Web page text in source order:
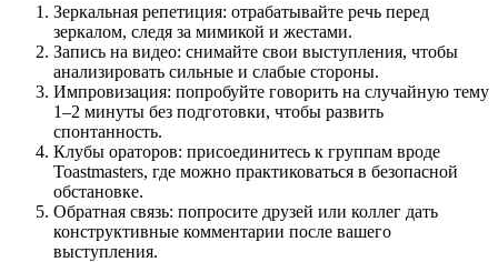
Зеркальная репетиция: отрабатывайте речь перед
зеркалом, следя за мимикой и жестами.
Запись на видео: снимайте свои выступления, чтобы
анализировать сильные и слабые стороны.
Импровизация: попробуйте говорить на случайную тему
1–2 минуты без подготовки, чтобы развить
спонтанность.
Клубы ораторов: присоединитесь к группам вроде
Toastmasters, где можно практиковаться в безопасной
обстановке.
Обратная связь: попросите друзей или коллег дать
конструктивные комментарии после вашего
выступления.